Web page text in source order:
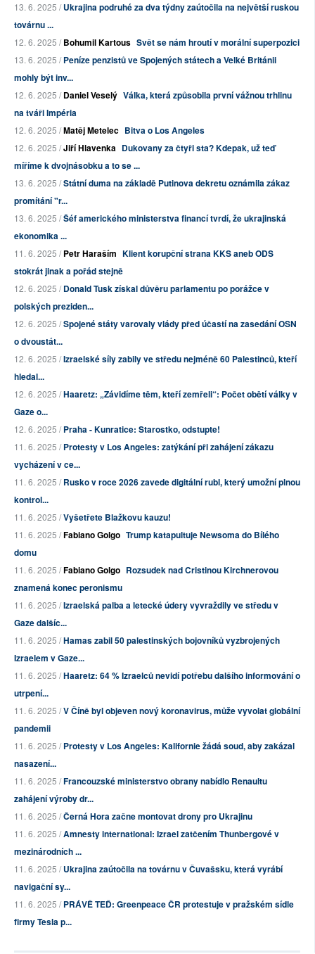
13. 6. 2025 /Ukrajina podruhé za dva týdny zaútočila na největší ruskou
továrnu ...
12. 6. 2025 /Bohumil Kartous Svět se nám hroutí v morální superpozici
13. 6. 2025 /Peníze penzistů ve Spojených státech a Velké Británii
mohly být inv...
12. 6. 2025 /Daniel Veselý Válka, která způsobila první vážnou trhlinu
na tváři Impéria
12. 6. 2025 /Matěj Metelec Bitva o Los Angeles
12. 6. 2025 /Jiří Hlavenka Dukovany za čtyři sta? Kdepak, už teď
míříme k dvojnásobku a to se ...
13. 6. 2025 /Státní duma na základě Putinova dekretu oznámila zákaz
promítání "r...
13. 6. 2025 /Šéf amerického ministerstva financí tvrdí, že ukrajinská
ekonomika ...
11. 6. 2025 /Petr Haraším Klient korupční strana KKS aneb ODS
stokrát jinak a pořád stejně
12. 6. 2025 /Donald Tusk získal důvěru parlamentu po porážce v
polských preziden...
12. 6. 2025 /Spojené státy varovaly vlády před účastí na zasedání OSN
o dvoustát...
12. 6. 2025 /Izraelské síly zabily ve středu nejméně 60 Palestinců, kteří
hledal...
12. 6. 2025 /Haaretz: „Závidíme těm, kteří zemřeli“: Počet obětí války v
Gaze o...
12. 6. 2025 /Praha - Kunratice: Starostko, odstupte!
11. 6. 2025 /Protesty v Los Angeles: zatýkání při zahájení zákazu
vycházení v ce...
11. 6. 2025 /Rusko v roce 2026 zavede digitální rubl, který umožní plnou
kontrol...
11. 6. 2025 /Vyšetřete Blažkovu kauzu!
11. 6. 2025 /Fabiano Golgo Trump katapultuje Newsoma do Bílého
domu
11. 6. 2025 /Fabiano Golgo Rozsudek nad Cristinou Kirchnerovou
znamená konec peronismu
11. 6. 2025 /Izraelská palba a letecké údery vyvraždily ve středu v
Gaze dalšíc...
11. 6. 2025 /Hamas zabil 50 palestinských bojovníků vyzbrojených
Izraelem v Gaze...
11. 6. 2025 /Haaretz: 64 % Izraelců nevidí potřebu dalšího informování o
utrpení...
11. 6. 2025 /V Číně byl objeven nový koronavirus, může vyvolat globální
pandemii
11. 6. 2025 /Protesty v Los Angeles: Kalifornie žádá soud, aby zakázal
nasazení...
11. 6. 2025 /Francouzské ministerstvo obrany nabídlo Renaultu
zahájení výroby dr...
11. 6. 2025 /Černá Hora začne montovat drony pro Ukrajinu
11. 6. 2025 /Amnesty international: Izrael zatčením Thunbergové v
mezinárodních ...
11. 6. 2025 /Ukrajina zaútočila na továrnu v Čuvašsku, která vyrábí
navigační sy...
11. 6. 2025 /PRÁVĚ TEĎ: Greenpeace ČR protestuje v pražském sídle
firmy Tesla p...